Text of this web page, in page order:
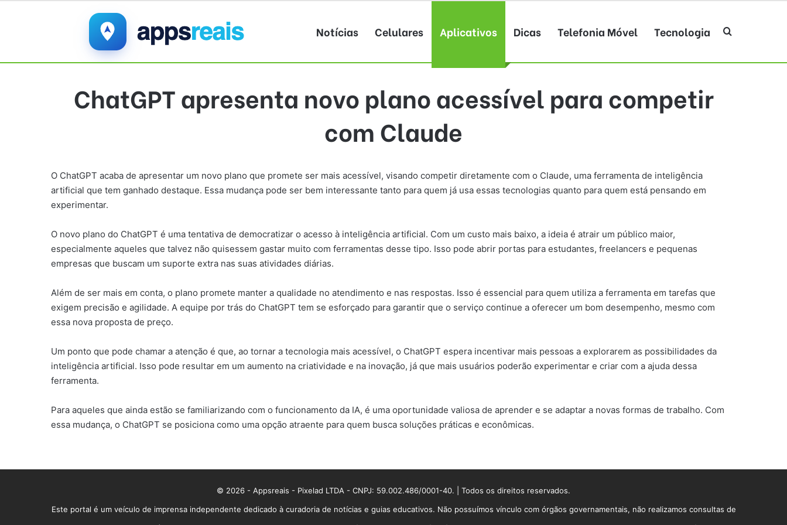
Notícias Celulares Aplicativos Dicas Telefonia Móvel Tecnologia Procurar por
ChatGPT apresenta novo plano acessível para competir
com Claude
O ChatGPT acaba de apresentar um novo plano que promete ser mais acessível, visando competir diretamente com o Claude, uma ferramenta de inteligência
artificial que tem ganhado destaque. Essa mudança pode ser bem interessante tanto para quem já usa essas tecnologias quanto para quem está pensando em
experimentar.
O novo plano do ChatGPT é uma tentativa de democratizar o acesso à inteligência artificial. Com um custo mais baixo, a ideia é atrair um público maior,
especialmente aqueles que talvez não quisessem gastar muito com ferramentas desse tipo. Isso pode abrir portas para estudantes, freelancers e pequenas
empresas que buscam um suporte extra nas suas atividades diárias.
Além de ser mais em conta, o plano promete manter a qualidade no atendimento e nas respostas. Isso é essencial para quem utiliza a ferramenta em tarefas que
exigem precisão e agilidade. A equipe por trás do ChatGPT tem se esforçado para garantir que o serviço continue a oferecer um bom desempenho, mesmo com
essa nova proposta de preço.
Um ponto que pode chamar a atenção é que, ao tornar a tecnologia mais acessível, o ChatGPT espera incentivar mais pessoas a explorarem as possibilidades da
inteligência artificial. Isso pode resultar em um aumento na criatividade e na inovação, já que mais usuários poderão experimentar e criar com a ajuda dessa
ferramenta.
Para aqueles que ainda estão se familiarizando com o funcionamento da IA, é uma oportunidade valiosa de aprender e se adaptar a novas formas de trabalho. Com
essa mudança, o ChatGPT se posiciona como uma opção atraente para quem busca soluções práticas e econômicas.
© 2026 - Appsreais - Pixelad LTDA - CNPJ: 59.002.486/0001-40. | Todos os direitos reservados.
Este portal é um veículo de imprensa independente dedicado à curadoria de notícias e guias educativos. Não possuímos vínculo com órgãos governamentais, não realizamos consultas de